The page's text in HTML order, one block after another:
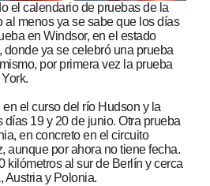
el calendario de pruebas de la
al menos ya se sabe que los días
en Windsor, en el estado
ya se celebró una prueba
por primera vez la prueba
el curso del río Hudson y la
días 19 y 20 de junio. Otra prueba
en concreto en el circuito
aunque por ahora no tiene fecha.
kilómetros al sur de Berlín y cerca
Austria y Polonia.